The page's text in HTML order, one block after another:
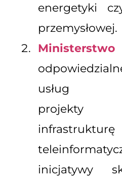
energetyki
przemysłowej.
usług e-
projekty
infrastrukturę
inicjatywy